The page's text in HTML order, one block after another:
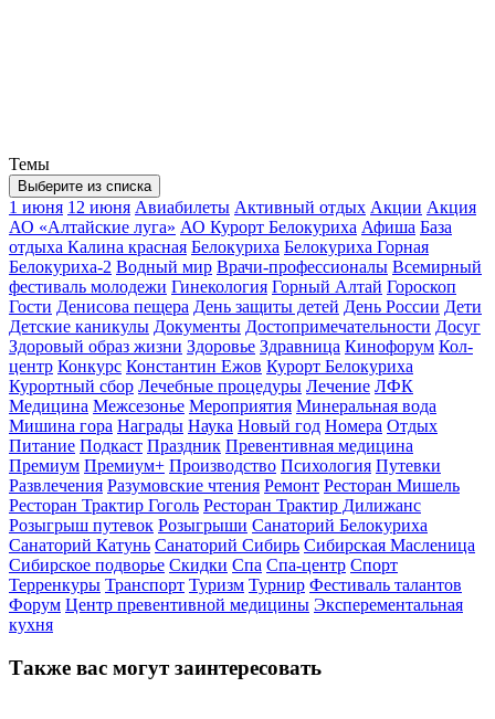
Темы
Выберите из списка
1 июня 12 июня Авиабилеты Активный отдых Акции Акция
АО «Алтайские луга» АО Курорт Белокуриха Афиша База
отдыха Калина красная Белокуриха Белокуриха Горная
Белокуриха-2 Водный мир Врачи-профессионалы Всемирный
фестиваль молодежи Гинекология Горный Алтай Гороскоп
Гости Денисова пещера День защиты детей День России Дети
Детские каникулы Документы Достопримечательности Досуг
Здоровый образ жизни Здоровье Здравница Кинофорум Кол-
центр Конкурс Константин Ежов Курорт Белокуриха
Курортный сбор Лечебные процедуры Лечение ЛФК
Медицина Межсезонье Мероприятия Минеральная вода
Мишина гора Награды Наука Новый год Номера Отдых
Питание Подкаст Праздник Превентивная медицина
Премиум Премиум+ Производство Психология Путевки
Развлечения Разумовские чтения Ремонт Ресторан Мишель
Ресторан Трактир Гоголь Ресторан Трактир Дилижанс
Розыгрыш путевок Розыгрыши Санаторий Белокуриха
Санаторий Катунь Санаторий Сибирь Сибирская Масленица
Сибирское подворье Скидки Спа Спа-центр Спорт
Терренкуры Транспорт Туризм Турнир Фестиваль талантов
Форум Центр превентивной медицины Эксперементальная
кухня
Также вас могут заинтересовать